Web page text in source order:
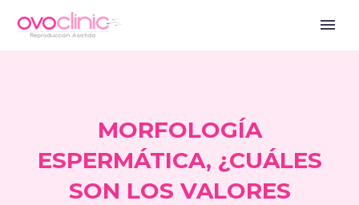
MORFOLOGÍA
ESPERMÁTICA, ¿CUÁLES
SON LOS VALORES